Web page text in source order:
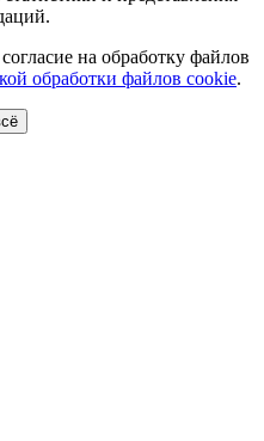
на обработку файлов
обработки файлов cookie.